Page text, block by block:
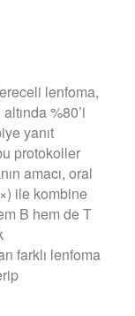
lenfoma,
%80’i
yanıt
protokoller
amacı, oral
ile kombine
B hem de T
farklı lenfoma